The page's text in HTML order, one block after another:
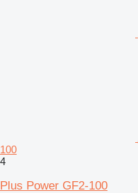
100
4
Plus Power GF2-100